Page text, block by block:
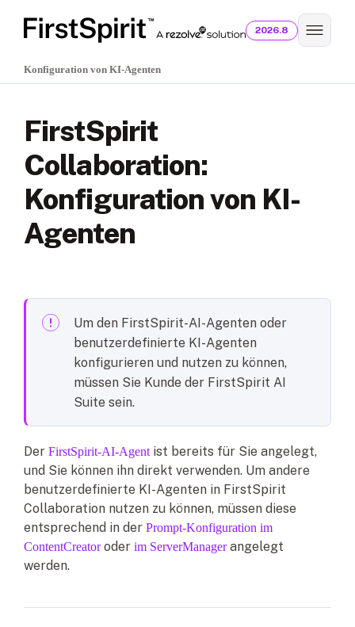
2026.8
Konfiguration von KI-Agenten
FirstSpirit
Collaboration:
Konfiguration von KI-
Agenten
Um den FirstSpirit-AI-Agenten oder
benutzerdefinierte KI-Agenten
konfigurieren und nutzen zu können,
müssen Sie Kunde der FirstSpirit AI
Suite sein.
Der FirstSpirit-AI-Agentist bereits für Sie angelegt,
und Sie können ihn direkt verwenden. Um andere
benutzerdefinierte KI-Agenten in FirstSpirit
Collaboration nutzen zu können, müssen diese
entsprechend in der Prompt-Konfiguration im
ContentCreatoroder im ServerManagerangelegt
werden.